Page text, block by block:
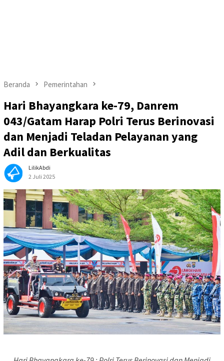
Beranda Pemerintahan
Hari Bhayangkara ke-79, Danrem
043/Gatam Harap Polri Terus Berinovasi
dan Menjadi Teladan Pelayanan yang
Adil dan Berkualitas
LilikAbdi
2 Juli 2025